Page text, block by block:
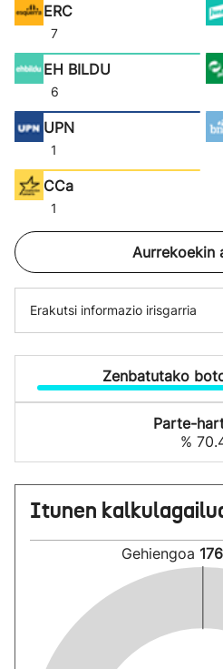
ERC
7
EH BILDU
6
UPN
1
CCa
1
Aurrekoekin
Erakutsi informazio irisgarria
Zenbatutako
Parte-
%
Itunen
Gehiengoa 176